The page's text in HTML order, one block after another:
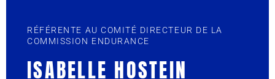
RÉFÉRENTE AU COMITÉ DIRECTEUR DE LA
COMMISSION ENDURANCE
ISABELLE HOSTEIN